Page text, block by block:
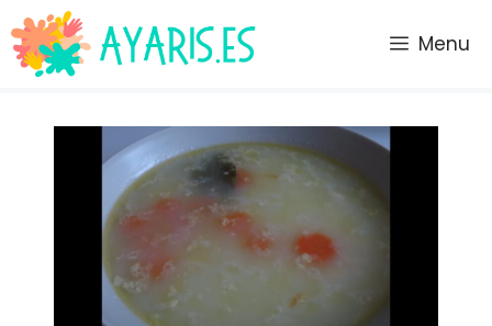
Saltar
al
contenido
Menu